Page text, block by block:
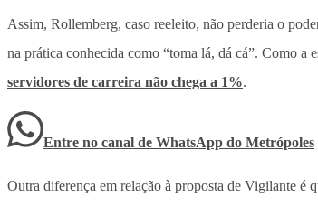
Assim, Rollemberg, caso reeleito, não perderia o
na prática conhecida como “toma lá, dá cá”. Como a
servidores de carreira não chega a 1%.
Entre no canal de WhatsApp do Metrópoles
Outra diferença em relação à proposta de Vigilante é